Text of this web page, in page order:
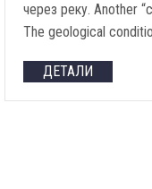
через реку. Another
The geological
ДЕТАЛИ